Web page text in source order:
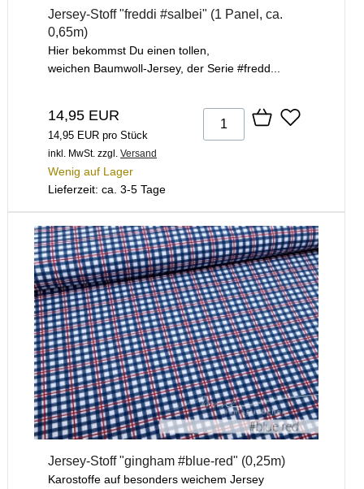
Jersey-Stoff "freddi #salbei" (1 Panel, ca.
0,65m)
Hier bekommst Du einen tollen,
weichen Baumwoll-Jersey, der Serie #fredd...
14,95 EUR
14,95 EUR pro Stück
inkl. MwSt. zzgl. Versand
Wenig auf Lager
Lieferzeit: ca. 3-5 Tage
Jersey-Stoff "gingham #blue-red" (0,25m)
Karostoffe auf besonders weichem Jersey